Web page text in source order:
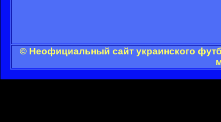
© Неофициальный сайт украинского